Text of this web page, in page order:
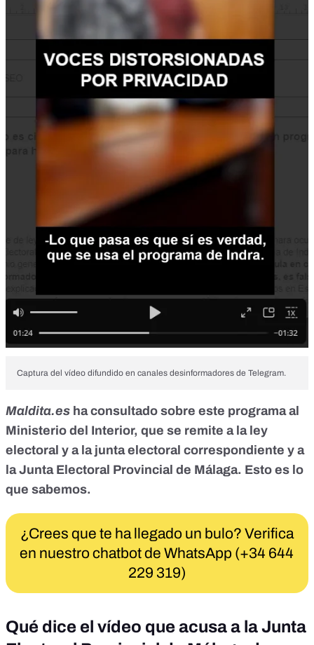
Captura del vídeo difundido en canales desinformadores de Telegram.
Maldita.es ha consultado sobre este programa al
Ministerio del Interior, que se remite a la ley
electoral y a la junta electoral correspondiente y a
la Junta Electoral Provincial de Málaga. Esto es lo
que sabemos.
¿Crees que te ha llegado un bulo? Verifica
en nuestro chatbot de WhatsApp (+34 644
229 319)
Qué dice el vídeo que acusa a la Junta